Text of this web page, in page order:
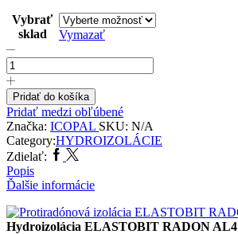
Vybrať
sklad
Vymazať
množstvo
ELASTOBIT
RADON
AL4
Pridať do košíka
Pridať medzi obľúbené
Značka: ICOPAL SKU: N/A
Category:HYDROIZOLÁCIE
Zdielať: Facebook
Twitter
Popis
Ďalšie informácie
Hydroizolácia ELASTOBIT RADON AL4